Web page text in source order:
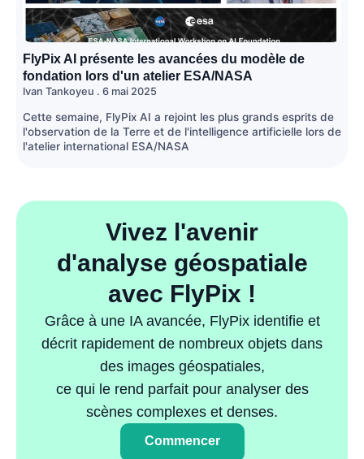
FlyPix AI présente les avancées du modèle de
fondation lors d'un atelier ESA/NASA
Ivan Tankoyeu 6 mai 2025
Cette semaine, FlyPix AI a rejoint les plus grands esprits de
l'observation de la Terre et de l'intelligence artificielle lors de
l'atelier international ESA/NASA
Vivez l'avenir
d'analyse géospatiale
avec FlyPix !
Grâce à une IA avancée, FlyPix identifie et
décrit rapidement de nombreux objets dans
des images géospatiales,
ce qui le rend parfait pour analyser des
scènes complexes et denses.
Commencer